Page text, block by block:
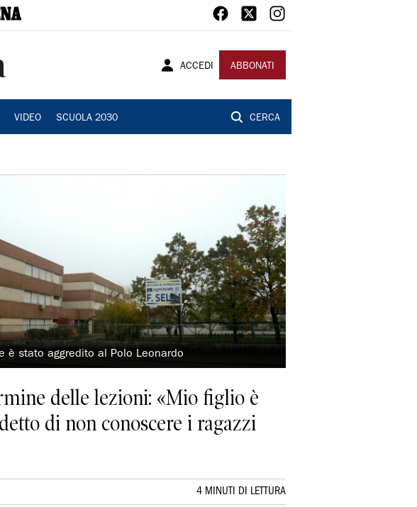
ACCEDI ABBONATI
VIDEO SCUOLA 2030 CERCA
è stato aggredito al Polo Leonardo
delle lezioni: «Mio figlio è
di non conoscere i ragazzi
4 MINUTI DI LETTURA